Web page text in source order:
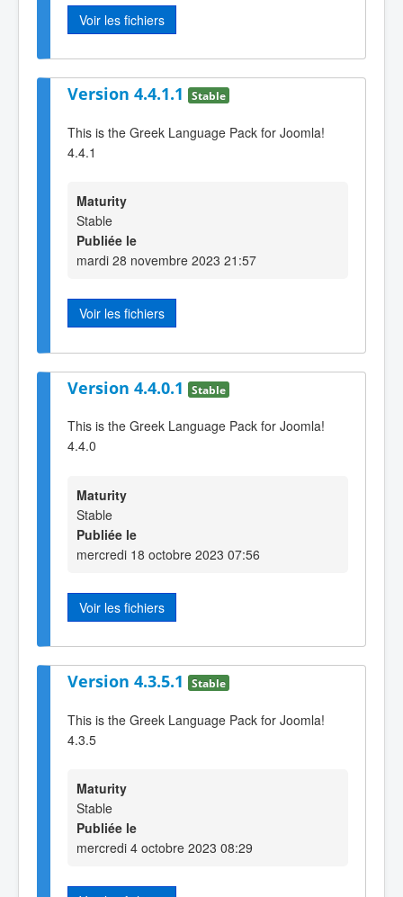
Voir les fichiers
Version 4.4.1.1 Stable
This is the Greek Language Pack for Joomla!
4.4.1
Maturity
Stable
Publiée le
mardi 28 novembre 2023 21:57
Voir les fichiers
Version 4.4.0.1 Stable
This is the Greek Language Pack for Joomla!
4.4.0
Maturity
Stable
Publiée le
mercredi 18 octobre 2023 07:56
Voir les fichiers
Version 4.3.5.1 Stable
This is the Greek Language Pack for Joomla!
4.3.5
Maturity
Stable
Publiée le
mercredi 4 octobre 2023 08:29